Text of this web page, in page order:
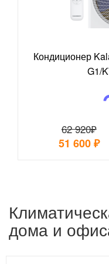
Кондиционер
G1/
62 920₽
51 600₽
дома и